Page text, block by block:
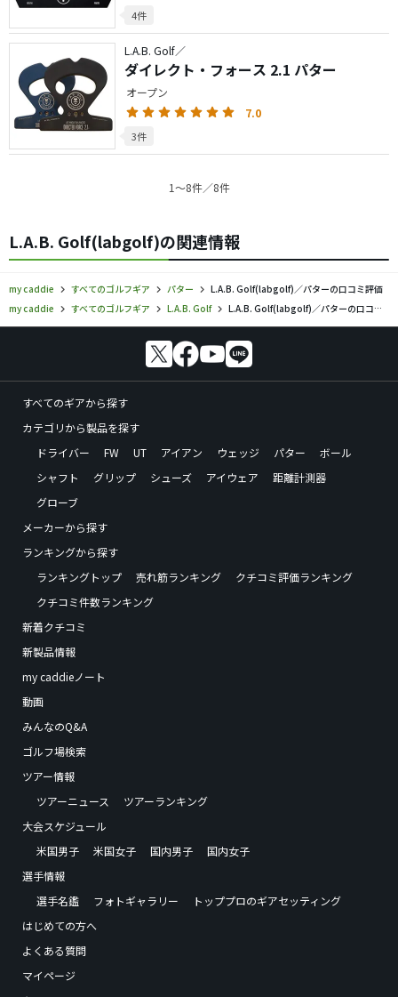
4件
L.A.B. Golf／
ダイレクト・フォース 2.1 パター
オープン
7.0
3件
1〜8件／8件
L.A.B. Golf(labgolf)の関連情報
my caddie すべてのゴルフギア パター
L.A.B. Golf(labgolf)／パターの口コミ評価
my caddie
すべてのゴルフギア L.A.B. Golf L.A.B. Golf(labgolf)／パターの口コミ評価
すべてのギアから探す
カテゴリから製品を探す
ドライバー
FW UT アイアン ウェッジ パター
ボール
シャフト
グリップ シューズ アイウェア
距離計測器
グローブ
メーカーから探す
ランキングから探す
ランキングトップ
売れ筋ランキング
クチコミ評価ランキング
クチコミ件数ランキング
新着クチコミ
新製品情報
my caddieノート
動画
みんなのQ&A
ゴルフ場検索
ツアー情報
ツアーニュース
ツアーランキング
大会スケジュール
米国男子
米国女子 国内男子
国内女子
選手情報
選手名鑑
フォトギャラリー
トッププロのギアセッティング
はじめての方へ
よくある質問
マイページ